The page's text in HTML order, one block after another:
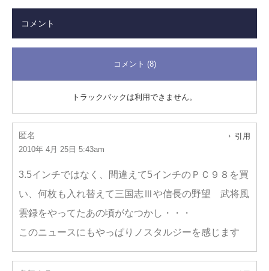
コメント
コメント (8)
トラックバックは利用できません。
匿名
2010年 4月 25日 5:43am
引用
3.5インチではなく、間違えて5インチのＰＣ９８を買
い、何枚も入れ替えて三国志Ⅲや信長の野望 武将風
雲録をやってたあの頃がなつかし・・・
このニュースにもやっぱりノスタルジーを感じます